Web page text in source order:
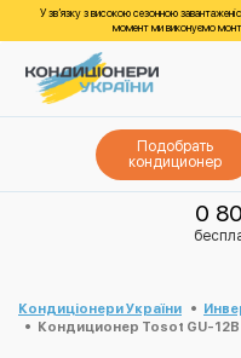
У зв’язку з високою сезонною
момент ми виконуємо
Подобрать
кондиционер
0
Кондиціонери України
Кондиционер Tosot GU-12B